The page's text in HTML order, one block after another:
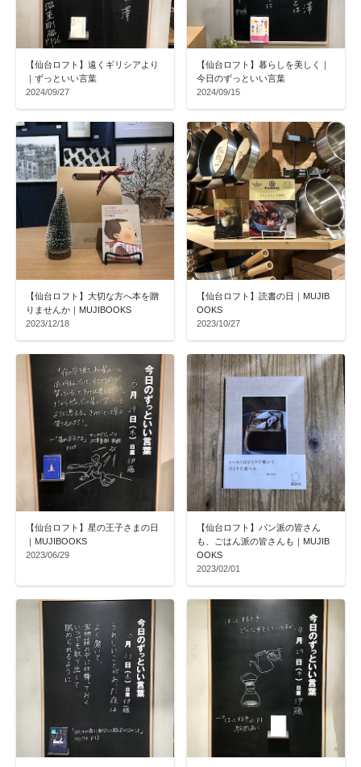
【仙台ロフト】遠くギリシアより
｜ずっといい言葉
2024/09/27
【仙台ロフト】暮らしを美しく｜
今日のずっといい言葉
2024/09/15
【仙台ロフト】大切な方へ本を贈
りませんか｜MUJIBOOKS
2023/12/18
【仙台ロフト】読書の日｜MUJIB
OOKS
2023/10/27
【仙台ロフト】星の王子さまの日
｜MUJIBOOKS
2023/06/29
【仙台ロフト】パン派の皆さん
も、ごはん派の皆さんも｜MUJIB
OOKS
2023/02/01